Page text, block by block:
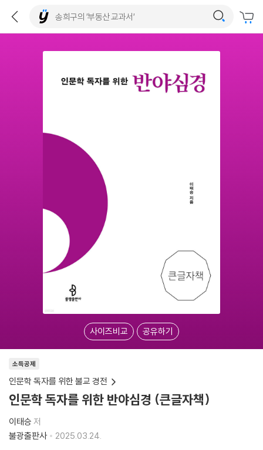
사이즈비교 공유하기
소득공제
인문학 독자를 위한 불교 경전
인문학 독자를 위한 반야심경 (큰글자책)
이태승 저
불광출판사
2025.03.24.